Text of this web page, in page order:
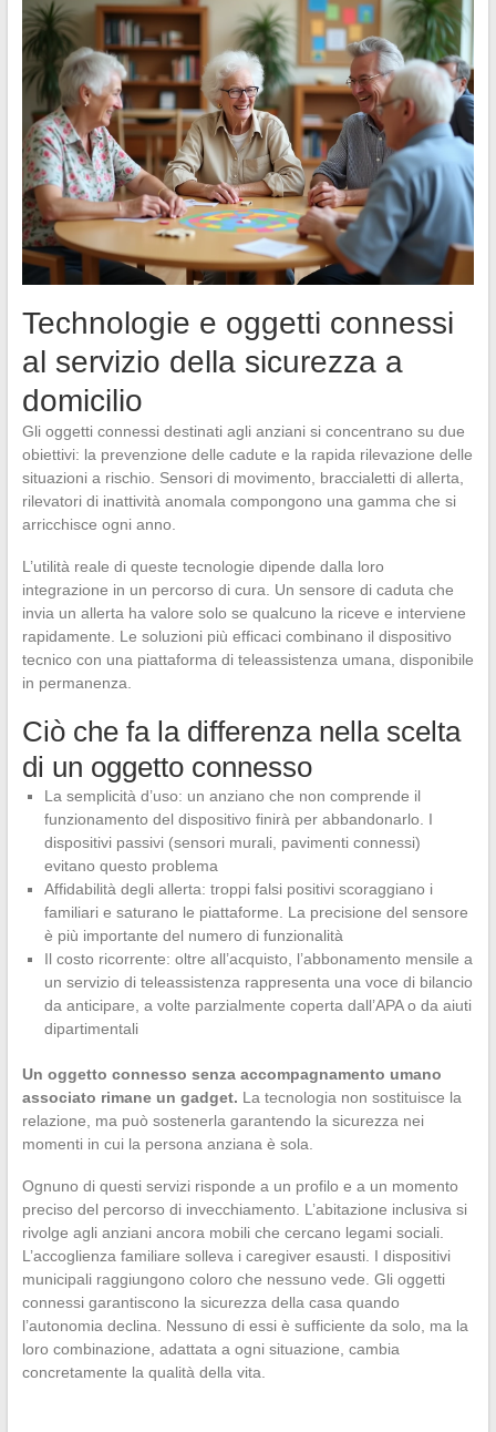
Technologie e oggetti connessi
al servizio della sicurezza a
domicilio
Gli oggetti connessi destinati agli anziani si concentrano su due
obiettivi: la prevenzione delle cadute e la rapida rilevazione delle
situazioni a rischio. Sensori di movimento, braccialetti di allerta,
rilevatori di inattività anomala compongono una gamma che si
arricchisce ogni anno.
L’utilità reale di queste tecnologie dipende dalla loro
integrazione in un percorso di cura. Un sensore di caduta che
invia un allerta ha valore solo se qualcuno la riceve e interviene
rapidamente. Le soluzioni più efficaci combinano il dispositivo
tecnico con una piattaforma di teleassistenza umana, disponibile
in permanenza.
Ciò che fa la differenza nella scelta
di un oggetto connesso
La semplicità d’uso: un anziano che non comprende il
funzionamento del dispositivo finirà per abbandonarlo. I
dispositivi passivi (sensori murali, pavimenti connessi)
evitano questo problema
Affidabilità degli allerta: troppi falsi positivi scoraggiano i
familiari e saturano le piattaforme. La precisione del sensore
è più importante del numero di funzionalità
Il costo ricorrente: oltre all’acquisto, l’abbonamento mensile a
un servizio di teleassistenza rappresenta una voce di bilancio
da anticipare, a volte parzialmente coperta dall’APA o da aiuti
dipartimentali
Un oggetto connesso senza accompagnamento umano
associato rimane un gadget. La tecnologia non sostituisce la
relazione, ma può sostenerla garantendo la sicurezza nei
momenti in cui la persona anziana è sola.
Ognuno di questi servizi risponde a un profilo e a un momento
preciso del percorso di invecchiamento. L’abitazione inclusiva si
rivolge agli anziani ancora mobili che cercano legami sociali.
L’accoglienza familiare solleva i caregiver esausti. I dispositivi
municipali raggiungono coloro che nessuno vede. Gli oggetti
connessi garantiscono la sicurezza della casa quando
l’autonomia declina. Nessuno di essi è sufficiente da solo, ma la
loro combinazione, adattata a ogni situazione, cambia
concretamente la qualità della vita.